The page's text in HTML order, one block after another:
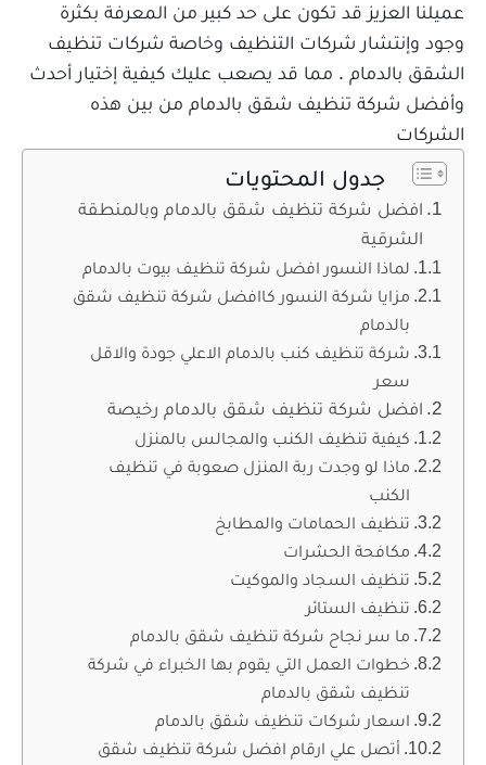
عميلنا العزيز قد تكون على حد كبير من المعرفة بكثرة
وجود وإنتشار شركات التنظيف وخاصة شركات تنظيف
الشقق بالدمام . مما قد يصعب عليك كيفية إختيار أحدث
وأفضل شركة تنظيف شقق بالدمام من بين هذه
الشركات
جدول المحتويات
افضل شركة تنظيف شقق بالدمام وبالمنطقة
الشرقية
لماذا النسور افضل شركة تنظيف بيوت بالدمام
مزايا شركة النسور كاافضل شركة تنظيف شقق
بالدمام
شركة تنظيف كنب بالدمام الاعلي جودة والاقل
سعر
افضل شركة تنظيف شقق بالدمام رخيصة
كيفية تنظيف الكنب والمجالس بالمنزل
ماذا لو وجدت ربة المنزل صعوبة في تنظيف
الكنب
تنظيف الحمامات والمطابخ
مكافحة الحشرات
تنظيف السجاد والموكيت
تنظيف الستائر
ما سر نجاح شركة تنظيف شقق بالدمام
خطوات العمل التي يقوم بها الخبراء في شركة
تنظيف شقق بالدمام
اسعار شركات تنظيف شقق بالدمام
أتصل علي ارقام افضل شركة تنظيف شقق